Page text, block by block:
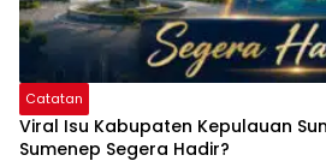
Catatan
Viral Isu Kabupaten Kepulauan
Sumenep Segera Hadir?